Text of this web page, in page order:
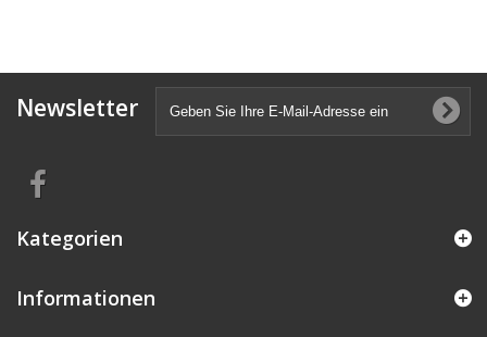
Newsletter
Kategorien
Informationen